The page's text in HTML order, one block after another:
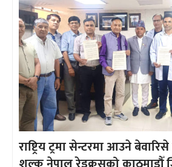
राष्ट्रिय ट्रमा सेन्टरमा आउने